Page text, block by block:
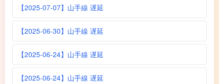
【2025-07-07】山手線 遅延
【2025-06-30】山手線 遅延
【2025-06-24】山手線 遅延
【2025-06-24】山手線 遅延